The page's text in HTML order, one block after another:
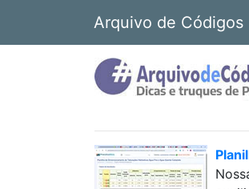
Arquivo de Códigos